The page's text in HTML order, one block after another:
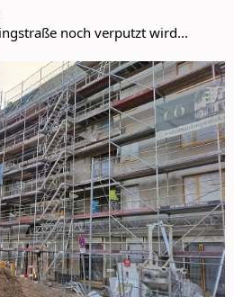
noch verputzt wird...